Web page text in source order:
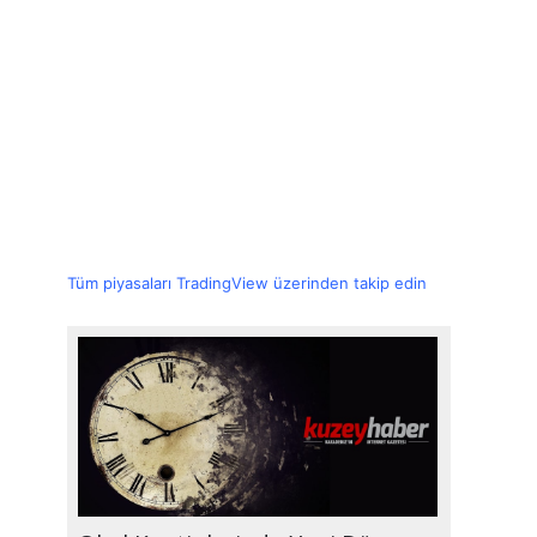
Tüm piyasaları TradingView üzerinden takip edin